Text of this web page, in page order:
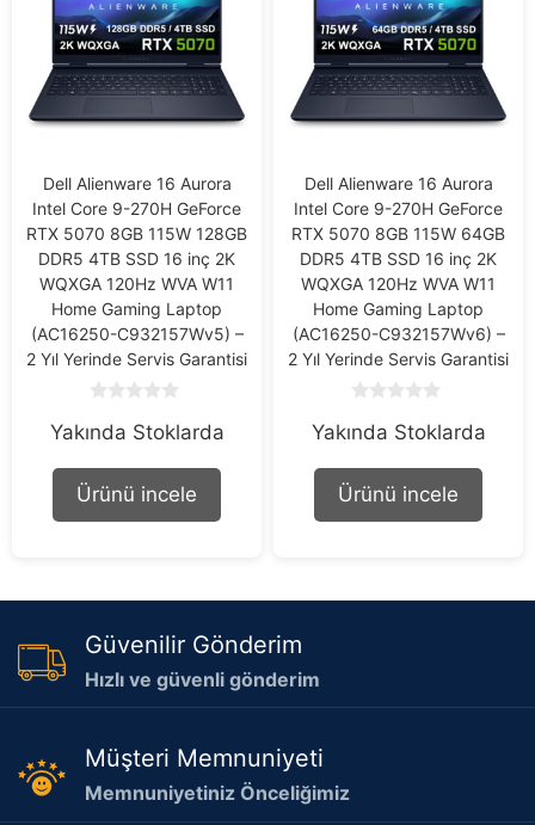
Dell Alienware 16 Aurora
Intel Core 9-270H GeForce
RTX 5070 8GB 115W 128GB
DDR5 4TB SSD 16 inç 2K
WQXGA 120Hz WVA W11
Home Gaming Laptop
(AC16250-C932157Wv5) –
2 Yıl Yerinde Servis Garantisi
o
t
f
Yakında Stoklarda
Ürünü incele
Dell Alienware 16 Aurora
Intel Core 9-270H GeForce
RTX 5070 8GB 115W 64GB
DDR5 4TB SSD 16 inç 2K
WQXGA 120Hz WVA W11
Home Gaming Laptop
(AC16250-C932157Wv6) –
2 Yıl Yerinde Servis Garantisi
o
t
f
Yakında Stoklarda
Ürünü incele
Güvenilir Gönderim
Hızlı ve güvenli gönderim
Müşteri Memnuniyeti
Memnuniyetiniz Önceliğimiz